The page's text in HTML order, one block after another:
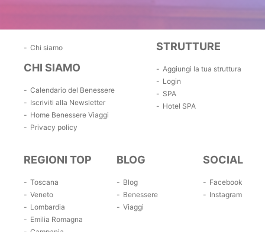
Chi siamo
CHI SIAMO
Calendario del Benessere
Iscriviti alla Newsletter
Home Benessere Viaggi
Privacy policy
STRUTTURE
Aggiungi la tua struttura
Login
SPA
Hotel SPA
REGIONI TOP
Toscana
Veneto
Lombardia
Emilia Romagna
BLOG
Blog
Benessere
Viaggi
SOCIAL
Facebook
Instagram